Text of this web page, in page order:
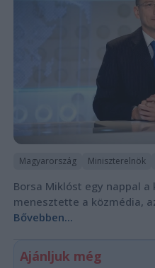
Magyarország Miniszterelnök
Borsa Miklóst egy nappal a
menesztette a közmédia,
Bővebben...
Ajánljuk még